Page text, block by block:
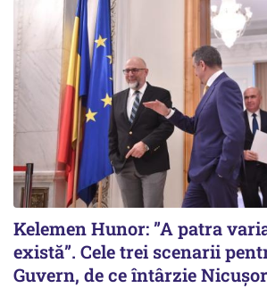
Kelemen Hunor: ”A patra
există”. Cele trei scenarii
Guvern, de ce întârzie